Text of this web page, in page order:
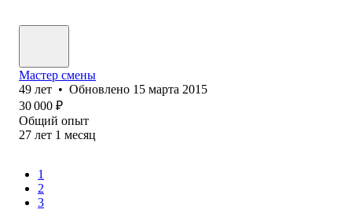
Мастер смены
49 лет • Обновлено 15 марта 2015
30 000 ₽
Общий опыт
27 лет 1 месяц
1
2
3